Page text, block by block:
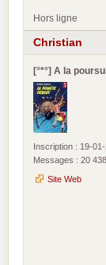
Hors ligne
Christian
[°*°] A la
Inscription : 19-
Messages : 20 438
Site Web